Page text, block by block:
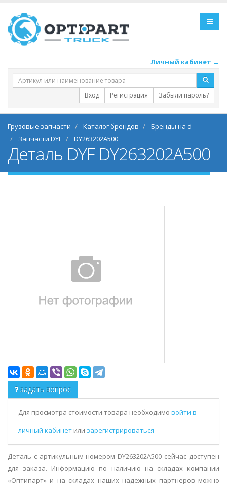
Личный кабинет →
Вход Регистрация Забыли пароль?
Грузовые запчасти Каталог брендов
Бренды на d
Запчасти DYF
DY263202A500
Деталь DYF DY263202A500
задать вопрос
Для просмотра стоимости товара необходимо войти в
личный кабинет или зарегистрироваться
Деталь с артикульным номером DY263202A500 сейчас доступен
для заказа. Информацию по наличию на складах компании
«Оптипарт» и на складах наших надежных партнеров можно